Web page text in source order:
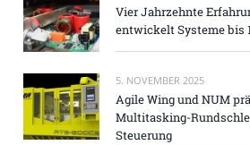
Vier Jahrzehnte
entwickelt Systeme bis
5. NOVEMBER 2025
Agile Wing und NUM
Multitasking-
Steuerung